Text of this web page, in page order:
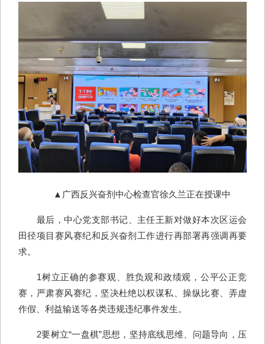
▲广西反兴奋剂中心检查官徐久兰正在授课中
最后，中心党支部书记、主任王新对做好本次区运会
田径项目赛风赛纪和反兴奋剂工作进行再部署再强调再要
求。
1树立正确的参赛观、胜负观和政绩观，公平公正竞
赛，严肃赛风赛纪，坚决杜绝以权谋私、操纵比赛、弄虚
作假、利益输送等各类违规违纪事件发生。
2要树立“一盘棋”思想，坚持底线思维、问题导向，压